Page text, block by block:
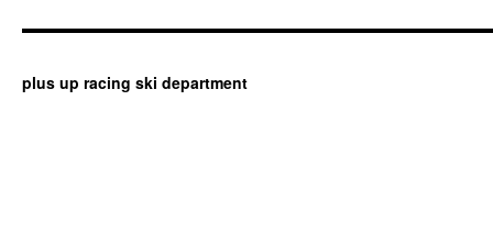
plus up racing ski department